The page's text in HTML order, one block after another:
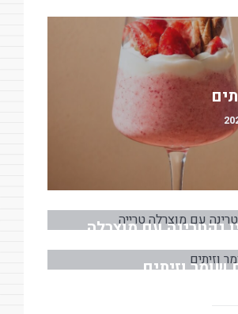
נקטרינה עם מוצרלה
שומר וזיתים